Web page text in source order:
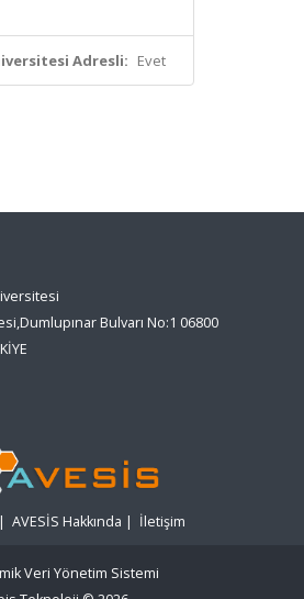
Adresli: Evet
Bulvarı No:1 06800
| AVESİS Hakkında | İletişim
Veri Yönetim Sistemi